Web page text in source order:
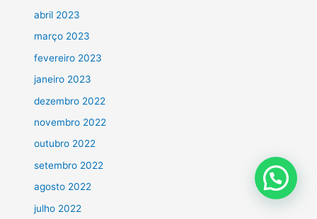
abril 2023
março 2023
fevereiro 2023
janeiro 2023
dezembro 2022
novembro 2022
outubro 2022
setembro 2022
agosto 2022
julho 2022